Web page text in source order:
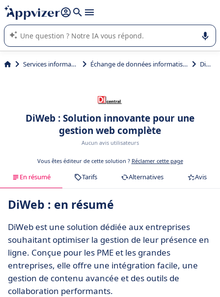
répondre (plusieurs lignes avec
L'IA de Appvizer vous guide dans l'utilisation ou la sélection de
logiciel SaaS en entreprise.
Services informatiques Échange de données informatisées (EDI) DiWeb
DiWeb : Solution innovante pour une
gestion web complète
Aucun avis utilisateurs
Vous êtes éditeur de cette solution ? Réclamer cette page
En résumé Tarifs Alternatives Avis
DiWeb : en résumé
DiWeb est une solution dédiée aux entreprises
souhaitant optimiser la gestion de leur présence en
ligne. Conçue pour les PME et les grandes
entreprises, elle offre une intégration facile, une
gestion de contenu avancée et des outils de
collaboration performants.